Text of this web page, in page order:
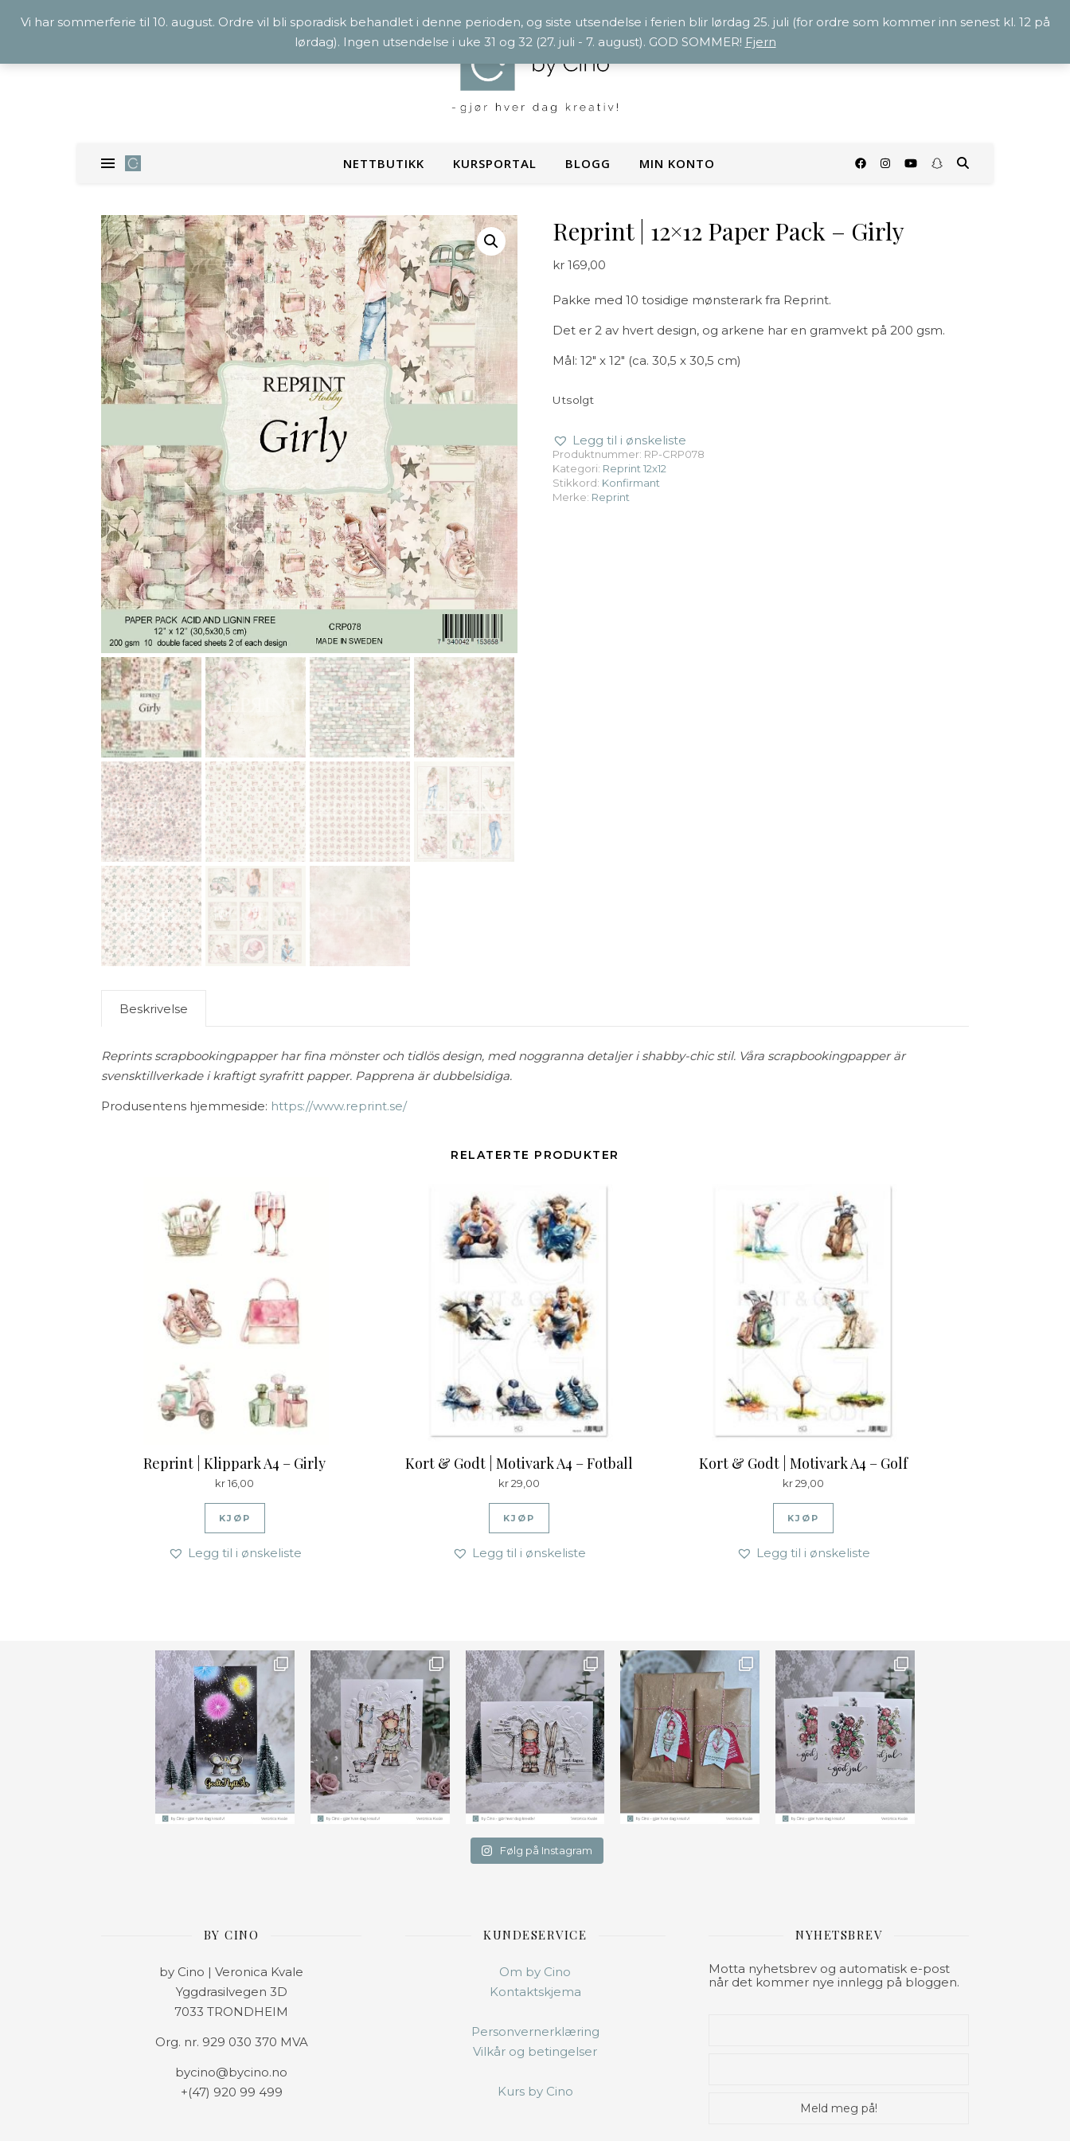
NETTBUTIKK KURSPORTAL BLOGG MIN KONTO
Reprint | 12×12 Paper Pack – Girly
kr169,00
Pakke med 10 tosidige mønsterark fra Reprint.
Det er 2 av hvert design, og arkene har en gramvekt på 200 gsm.
Mål: 12″ x 12″ (ca. 30,5 x 30,5 cm)
Utsolgt
Legg til i ønskeliste
Produktnummer: RP-CRP078
Kategori: Reprint 12x12
Stikkord: Konfirmant
Merke: Reprint
Beskrivelse
Reprints scrapbookingpapper har fina mönster och tidlös design, med noggranna detaljer i shabby-chic stil. Våra scrapbookingpapper är
svensktillverkade i kraftigt syrafritt papper. Papprena är dubbelsidiga.
Produsentens hjemmeside: https://www.reprint.se/
RELATERTE PRODUKTER
Reprint | Klippark A4 – Girly
kr16,00
KJØP
Legg til i ønskeliste
Kort & Godt | Motivark A4 – Fotball
kr29,00
KJØP
Legg til i ønskeliste
Kort & Godt | Motivark A4 – Golf
kr29,00
KJØP
Legg til i ønskeliste
Ønsk Farge
Følg på Instagram
BY CINO
by Cino | Veronica Kvale
Yggdrasilvegen 3D
7033 TRONDHEIM
Org. nr. 929 030 370 MVA
bycino@bycino.no
+(47) 920 99 499
KUNDESERVICE
Om by Cino
Kontaktskjema
Personvernerklæring
Vilkår og betingelser
Kurs by Cino
NYHETSBREV
Motta nyhetsbrev og automatisk e-post
når det kommer nye innlegg på bloggen.
Vi har sommerferie til 10. august. Ordre vil bli sporadisk behandlet i denne perioden, og siste utsendelse i ferien blir lørdag 25. juli (for ordre som kommer inn senest kl. 12 på
lørdag). Ingen utsendelse i uke 31 og 32 (27. juli - 7. august). GOD SOMMER! Fjern